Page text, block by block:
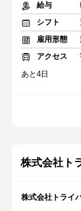
給与
シフト
雇用形態
アクセス
あと4日
株式会社ト
株式会社トライ